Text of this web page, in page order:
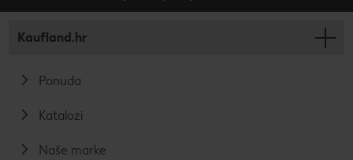
Kaufland.hr
Ponuda
Katalozi
Naše marke